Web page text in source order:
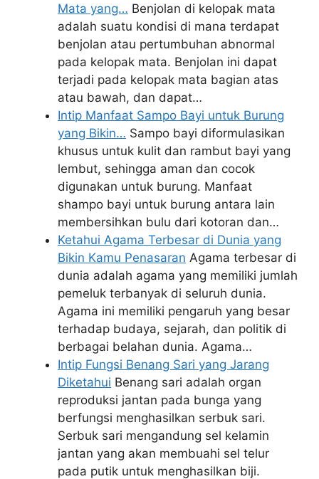
Mata yang… Benjolan di kelopak mata
adalah suatu kondisi di mana terdapat
benjolan atau pertumbuhan abnormal
pada kelopak mata. Benjolan ini dapat
terjadi pada kelopak mata bagian atas
atau bawah, dan dapat…
Intip Manfaat Sampo Bayi untuk Burung
yang Bikin… Sampo bayi diformulasikan
khusus untuk kulit dan rambut bayi yang
lembut, sehingga aman dan cocok
digunakan untuk burung. Manfaat
shampo bayi untuk burung antara lain
membersihkan bulu dari kotoran dan…
Ketahui Agama Terbesar di Dunia yang
Bikin Kamu Penasaran Agama terbesar di
dunia adalah agama yang memiliki jumlah
pemeluk terbanyak di seluruh dunia.
Agama ini memiliki pengaruh yang besar
terhadap budaya, sejarah, dan politik di
berbagai belahan dunia. Agama…
Intip Fungsi Benang Sari yang Jarang
Diketahui Benang sari adalah organ
reproduksi jantan pada bunga yang
berfungsi menghasilkan serbuk sari.
Serbuk sari mengandung sel kelamin
jantan yang akan membuahi sel telur
pada putik untuk menghasilkan biji.